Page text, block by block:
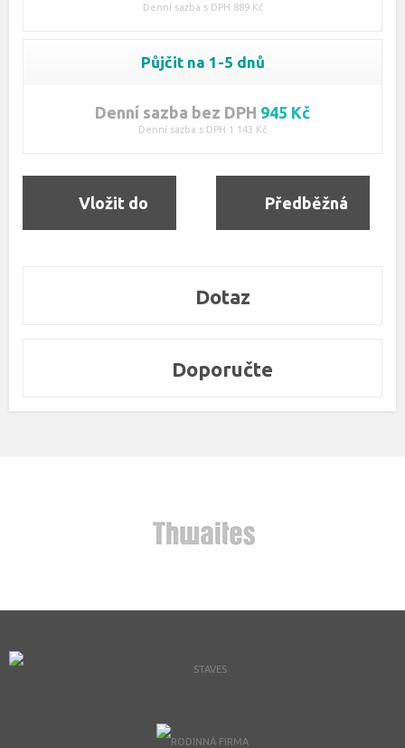
Denní sazba s DPH 889 Kč
Půjčit na 1-5 dnů
Denní sazba bez DPH 945 Kč
Denní sazba s DPH 1 143 Kč
Vložit do Předběžná
Dotaz
Doporučte